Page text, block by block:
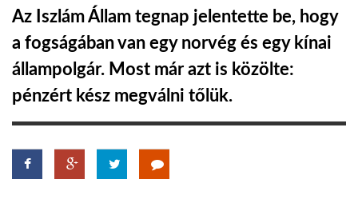
GLOBOTV BP
TROPICALMAGAZIN
Az Iszlám Állam tegnap jelentette be, hogy
a fogságában van egy norvég és egy kínai
állampolgár. Most már azt is közölte:
pénzért kész megválni tőlük.